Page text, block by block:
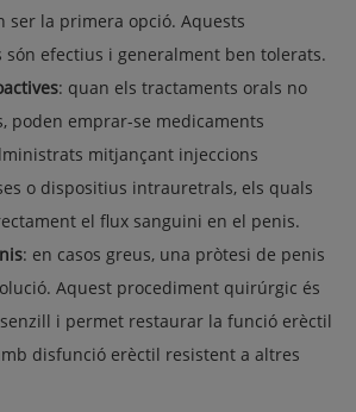
ser la primera opció. Aquests
són efectius i generalment ben tolerats.
: quan els tractaments orals no
poden emprar-se medicaments
mitjançant injeccions
o dispositius intrauretrals, els quals
el flux sanguini en el penis.
: en casos greus, una pròtesi de penis
Aquest procediment quirúrgic és
i permet restaurar la funció erèctil
disfunció erèctil resistent a altres